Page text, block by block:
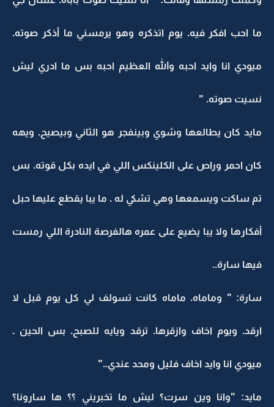
ما احب افكر فيه. يوم اتذكره وهو يرمسني ما أذكر صوته.
ميودي انا وايد احبه والله العظيم احبه بس ما ادري ليش
نسيت صوته. "
مايد كان يطالعها وشوي وبينفجر هو الثاني وبيصيح. ويهه
كان احمر وراص على الكلينكس اللي في ايده بكل قوته. بس
تم ساكت ويسمعها وهي تشكي له . ما يبا يقطع عليها حبل
أفكارها ولا يبا يضيع على عمره هالفرصة النادرة اللي رمست
فيها سارة..
سارة: " وماماه. ماماه كانت تسولف لي كل يوم قبل لا
ارقد. ويوم اخاف وازقرها. ترقد ويايه للصبح. بس الحين .
ميودي انا وايد اخاف فليل ومحد عندي.."
مايد: "وانا وين سرت؟ ليش ما تخبريني ؟؟ ها سارونا؟